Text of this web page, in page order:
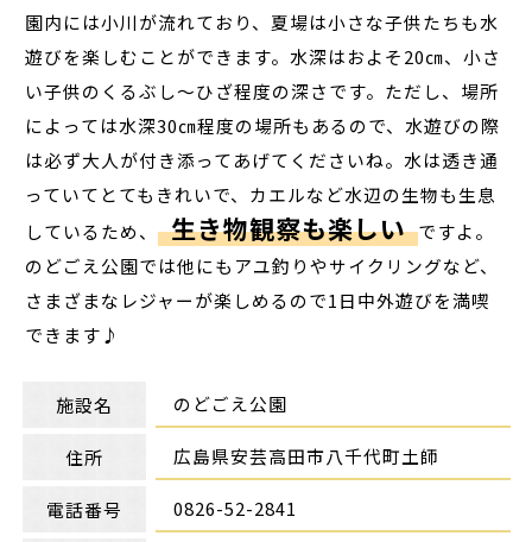
園内には小川が流れており、夏場は小さな子供たちも水
遊びを楽しむことができます。水深はおよそ20㎝、小さ
い子供のくるぶし～ひざ程度の深さです。ただし、場所
によっては水深30㎝程度の場所もあるので、水遊びの際
は必ず大人が付き添ってあげてくださいね。水は透き通
っていてとてもきれいで、カエルなど水辺の生物も生息
しているため、 生き物観察も楽しい ですよ。
のどごえ公園では他にもアユ釣りやサイクリングなど、
さまざまなレジャーが楽しめるので1日中外遊びを満喫
できます♪
施設名 のどごえ公園
住所 広島県安芸高田市八千代町土師
電話番号 0826-52-2841